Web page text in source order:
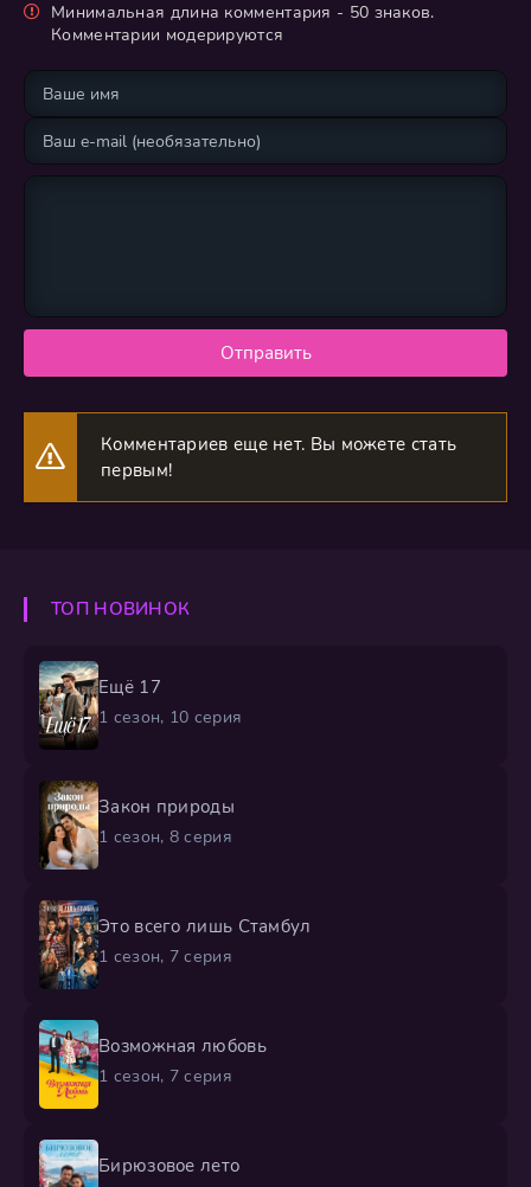
Минимальная длина комментария - 50 знаков.
Комментарии модерируются
Отправить
Комментариев еще нет. Вы можете стать
первым!
ТОП НОВИНОК
Ещё 17
1 сезон, 10 серия
Закон природы
1 сезон, 8 серия
Это всего лишь Стамбул
1 сезон, 7 серия
Возможная любовь
1 сезон, 7 серия
Бирюзовое лето